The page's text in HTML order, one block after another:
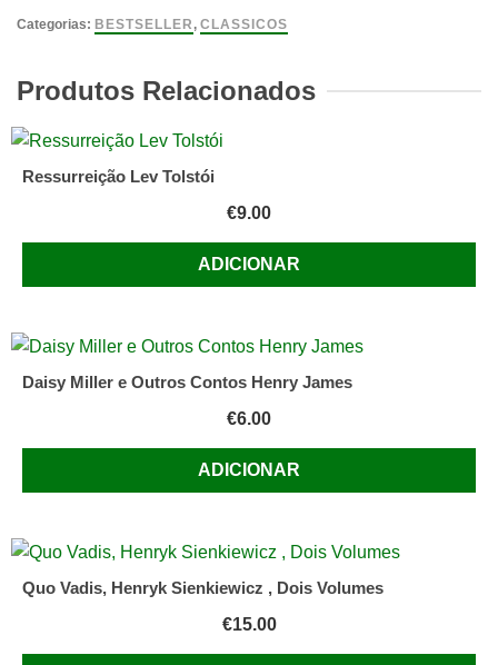
Príncipe
Pobre
de
Twain
Categorias: BESTSELLER , CLASSICOS
Produtos Relacionados
Ressurreição Lev Tolstói
€9.00
ADICIONAR
Daisy Miller e Outros Contos Henry James
€6.00
ADICIONAR
Quo Vadis, Henryk Sienkiewicz , Dois Volumes
€15.00